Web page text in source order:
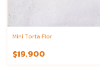
Mini Torta Flor
$19.900